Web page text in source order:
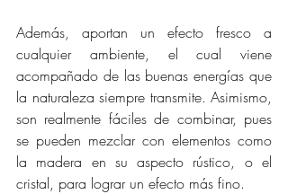
Además, aportan un efecto fresco a
cualquier ambiente, el cual viene
acompañado de las buenas energías que
la naturaleza siempre transmite. Asimismo,
son realmente fáciles de combinar, pues
se pueden mezclar con elementos como
la madera en su aspecto rústico, o el
cristal, para lograr un efecto más fino.